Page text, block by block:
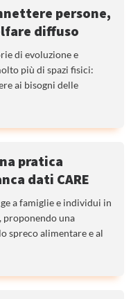
persone,
diffuso
di evoluzione e
più di spazi fisici:
ai bisogni delle
pratica
dati CARE
a famiglie e individui in
una
spreco alimentare e al